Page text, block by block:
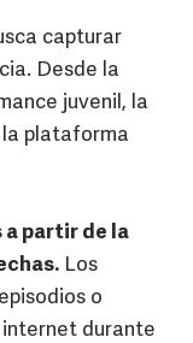
capturar
Desde la
juvenil, la
la plataforma
partir de la
Los
o
internet durante